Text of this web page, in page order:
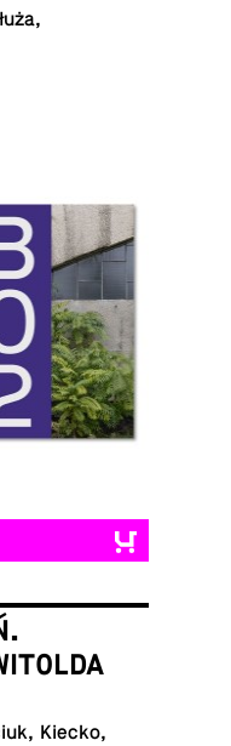
Kiecko,